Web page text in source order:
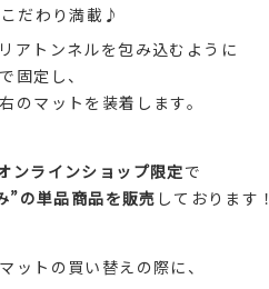
だわり満載♪
アトンネルを包み込むように
固定し、
のマットを装着します。
ンラインショップ限定で
”の単品商品を販売 しております！
ットの買い替えの際に、